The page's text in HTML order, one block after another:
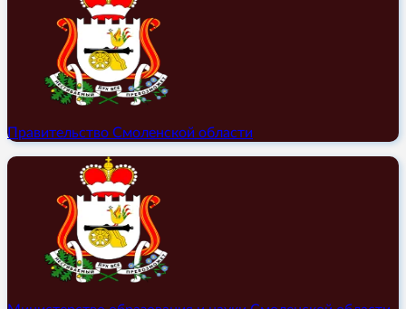
Правительство Смоленской области